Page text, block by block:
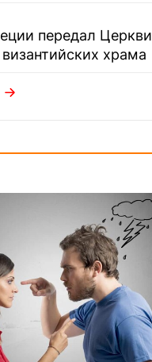
передал Церкви
храма